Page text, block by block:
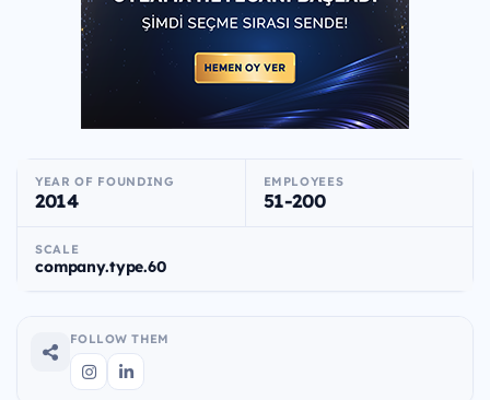
YEAR OF FOUNDING
2014
EMPLOYEES
51-200
SCALE
company.type.60
FOLLOW THEM